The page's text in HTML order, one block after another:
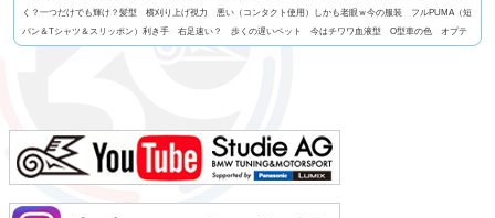
く？一つだけでも輝け？髪型 横刈り上げ視力 悪い（コンタクト使用）しかも老眼ｗ今の服装 フルPUMA（短
パン＆Tシャツ＆スリッポン）利き手 右足速い？ 歩くの遅いペット 今はチワワ血液型 O型車の色 オプテ